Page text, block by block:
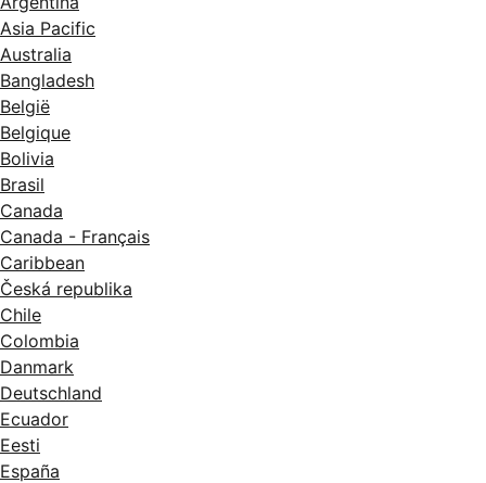
Asia Pacific
Australia
Bangladesh
België
Belgique
Bolivia
Brasil
Canada
Canada - Français
Caribbean
Česká republika
Chile
Colombia
Danmark
Deutschland
Ecuador
Eesti
España